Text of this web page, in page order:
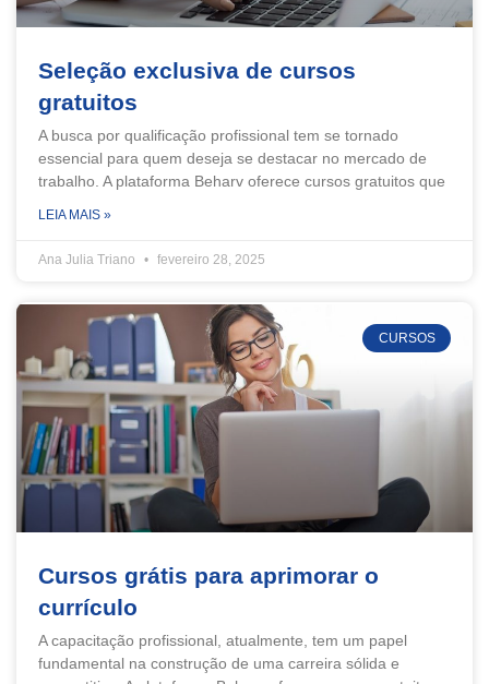
Seleção exclusiva de cursos
gratuitos
A busca por qualificação profissional tem se tornado
essencial para quem deseja se destacar no mercado de
trabalho. A plataforma Beharv oferece cursos gratuitos que
LEIA MAIS »
Ana Julia Triano fevereiro 28, 2025
CURSOS
Cursos grátis para aprimorar o
currículo
A capacitação profissional, atualmente, tem um papel
fundamental na construção de uma carreira sólida e